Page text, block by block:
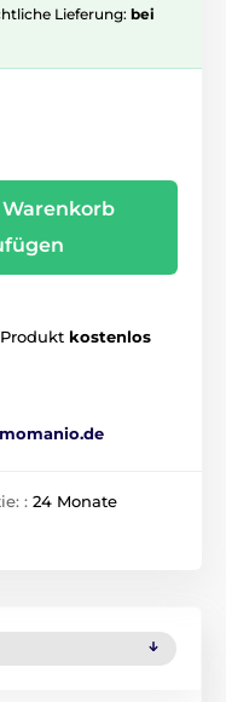
Lieferung: bei
kostenlos
: 24 Monate